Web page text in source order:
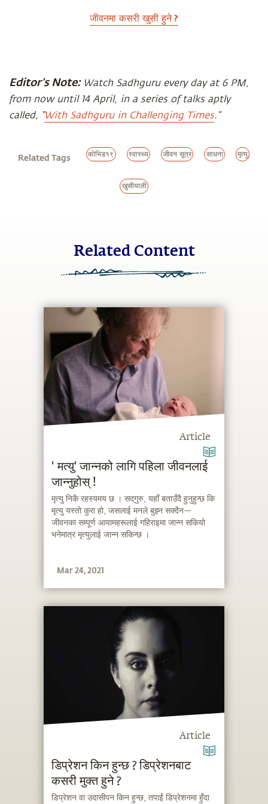
जीवनमा कसरी खुसी हुने ?
Editor’s Note: Watch Sadhguru every day at 6 PM,
from now until 14 April, in a series of talks aptly
called, “With Sadhguru in Challenging Times.”
Related Tags कोभिड१९ स्वास्थ्य जीवन सूत्र साधना मृत्यु
खुसीयाली
Related Content
Article
'मत्यु' जान्नको लागि पहिला जीवनलाई
जान्नुहोस् !
मृत्यु निकै रहस्यमय छ । सद्‌गुरु, यहाँ बताउँदै हुनुहुन्छ कि
मृत्यु यस्तो कुरा हो, जसलाई मनले बुझ्न सक्दैन—
जीवनका सम्पूर्ण आयामहरूलाई गहिराइमा जान्न सकियो
भनेमात्र मृत्युलाई जान्न सकिन्छ ।
Mar 24, 2021
Article
डिप्रेशन किन हुन्छ ? डिप्रेशनबाट
कसरी मुक्त हुने ?
डिप्रेशन वा उदासीपन किन हुन्छ, तपाईं डिप्रेशनमा हुँदा